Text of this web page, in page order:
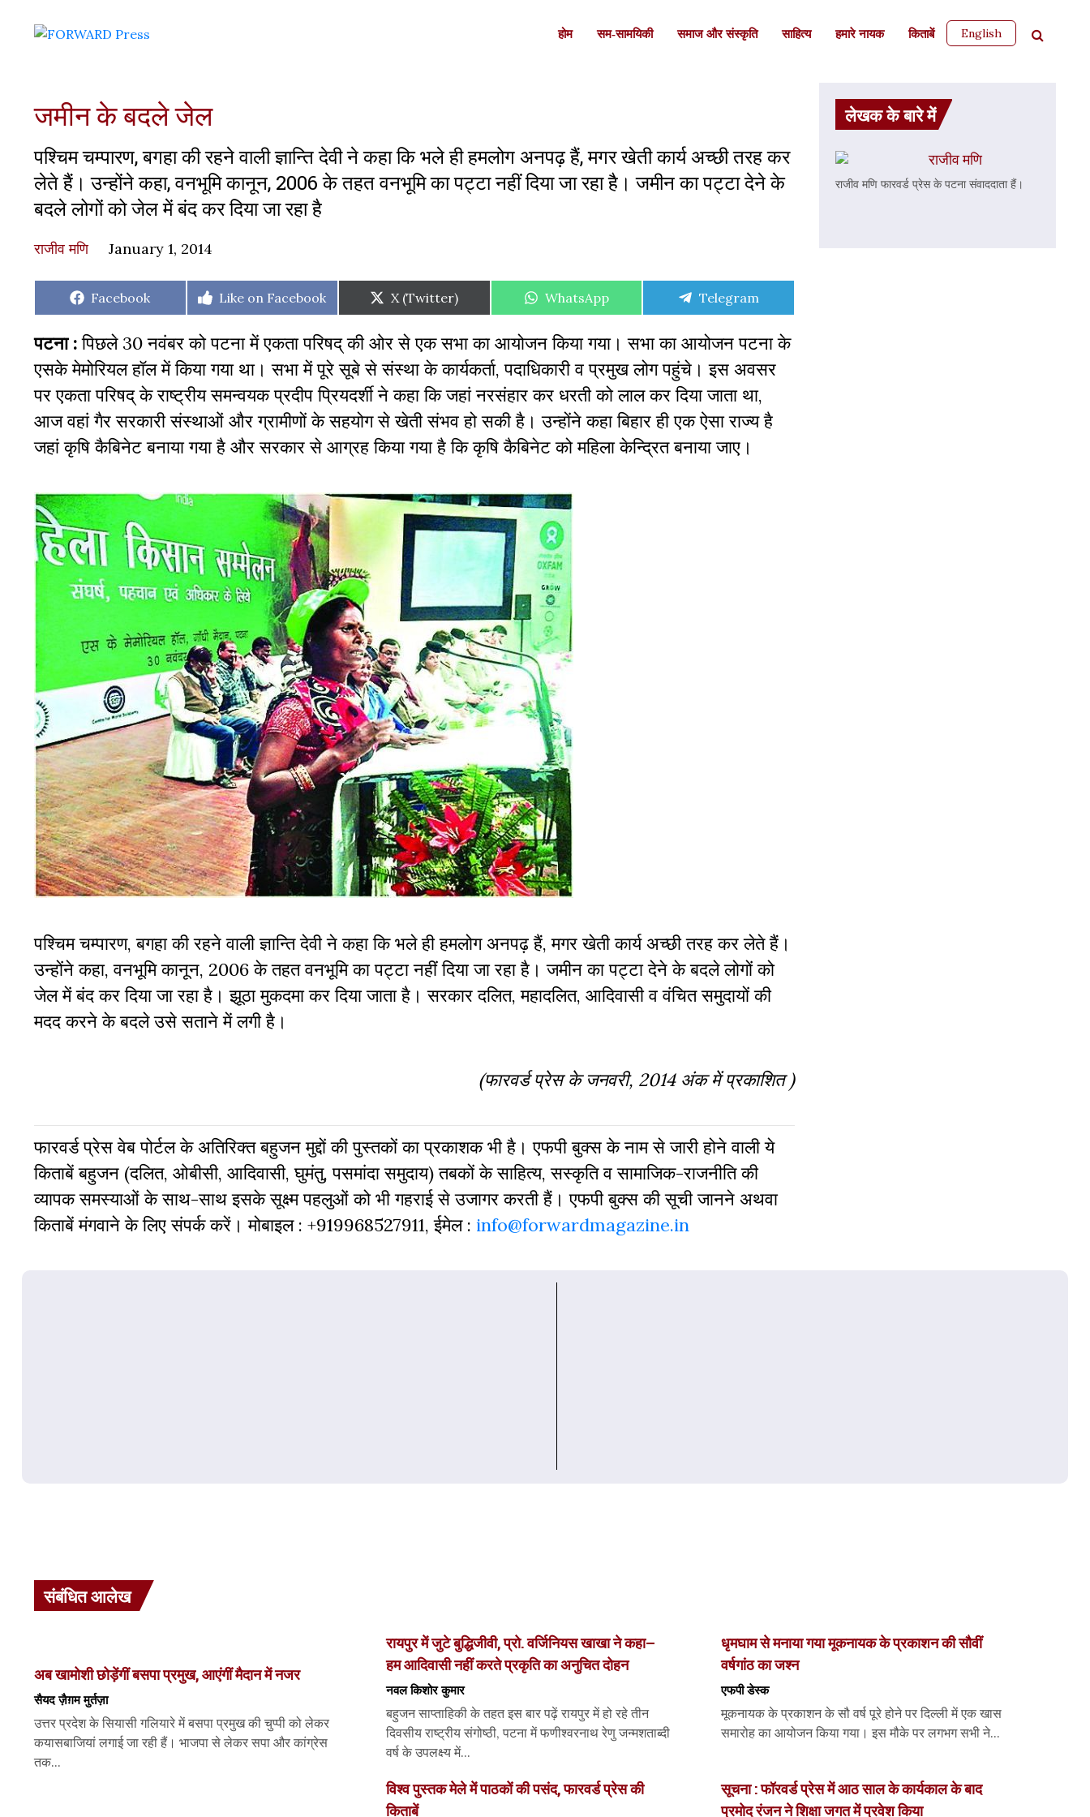
होम सम-सामयिकी समाज और संस्कृति साहित्‍य हमारे नायक किताबें English
जमीन के बदले जेल
पश्चिम चम्पारण, बगहा की रहने वाली ज्ञान्ति देवी ने कहा कि भले ही हमलोग अनपढ़ हैं, मगर खेती कार्य अच्छी तरह कर
लेते हैं। उन्होंने कहा, वनभूमि कानून, 2006 के तहत वनभूमि का पट्टा नहीं दिया जा रहा है। जमीन का पट्टा देने के
बदले लोगों को जेल में बंद कर दिया जा रहा है
राजीव मणि January 1, 2014
Share
Facebook
Share
Like on Facebook
Share
on
X (Twitter)
Share
WhatsApp
Share
Telegram
पटना :पिछले 30 नवंबर को पटना में एकता परिषद् की ओर से एक सभा का आयोजन किया गया। सभा का आयोजन पटना के
एसके मेमोरियल हॉल में किया गया था। सभा में पूरे सूबे से संस्था के कार्यकर्ता, पदाधिकारी व प्रमुख लोग पहुंचे। इस अवसर
पर एकता परिषद् के राष्ट्रीय समन्वयक प्रदीप प्रियदर्शी ने कहा कि जहां नरसंहार कर धरती को लाल कर दिया जाता था,
आज वहां गैर सरकारी संस्थाओं और ग्रामीणों के सहयोग से खेती संभव हो सकी है। उन्होंने कहा बिहार ही एक ऐसा राज्य है
जहां कृषि कैबिनेट बनाया गया है और सरकार से आग्रह किया गया है कि कृषि कैबिनेट को महिला केन्द्रित बनाया जाए।
पश्चिम चम्पारण, बगहा की रहने वाली ज्ञान्ति देवी ने कहा कि भले ही हमलोग अनपढ़ हैं, मगर खेती कार्य अच्छी तरह कर लेते हैं।
उन्होंने कहा, वनभूमि कानून, 2006 के तहत वनभूमि का पट्टा नहीं दिया जा रहा है। जमीन का पट्टा देने के बदले लोगों को
जेल में बंद कर दिया जा रहा है। झूठा मुकदमा कर दिया जाता है। सरकार दलित, महादलित, आदिवासी व वंचित समुदायों की
मदद करने के बदले उसे सताने में लगी है।
(फारवर्ड प्रेस के जनवरी, 2014 अंक में प्रकाशित )
फारवर्ड प्रेस वेब पोर्टल के अतिरिक्‍त बहुजन मुद्दों की पुस्‍तकों का प्रकाशक भी है। एफपी बुक्‍स के नाम से जारी होने वाली ये
किताबें बहुजन (दलित, ओबीसी, आदिवासी, घुमंतु, पसमांदा समुदाय) तबकों के साहित्‍य, सस्‍क‍ृति व सामाजिक-राजनीति की
व्‍यापक समस्‍याओं के साथ-साथ इसके सूक्ष्म पहलुओं को भी गहराई से उजागर करती हैं। एफपी बुक्‍स की सूची जानने अथवा
किताबें मंगवाने के लिए संपर्क करें। मोबाइल : +919968527911, ईमेल : info@forwardmagazine.in
लेखक के बारे में
राजीव मणि
राजीव मणि फारवर्ड प्रेस के पटना संवाददाता हैं।
संबंधित आलेख
अब खामोशी छोड़ेंगीं बसपा प्रमुख, आएंगीं मैदान में नजर
सैयद ज़ैग़म मुर्तज़ा
उत्तर प्रदेश के सियासी गलियारे में बसपा प्रमुख की चुप्पी को लेकर
कयासबाजियां लगाई जा रही हैं। भाजपा से लेकर सपा और कांग्रेस
तक...
रायपुर में जुटे बुद्धिजीवी, प्रो. वर्जिनियस खाखा ने कहा–
हम आदिवासी नहीं करते प्रकृति का अनुचित दोहन
नवल किशोर कुमार
बहुजन साप्ताहिकी के तहत इस बार पढ़ें रायपुर में हो रहे तीन
दिवसीय राष्ट्रीय संगोष्ठी, पटना में फणीश्वरनाथ रेणु जन्मशताब्दी
वर्ष के उपलक्ष्य में...
धृमघाम से मनाया गया मूकनायक के प्रकाशन की सौवीं
वर्षगांठ का जश्न
एफपी डेस्‍क
मूकनायक के प्रकाशन के सौ वर्ष पूरे होने पर दिल्ली में एक खास
समारोह का आयोजन किया गया। इस मौके पर लगभग सभी ने...
विश्व पुस्तक मेले में पाठकों की पसंद, फारवर्ड प्रेस की
किताबें
सूचना : फॉरवर्ड प्रेस में आठ साल के कार्यकाल के बाद
प्रमोद रंजन ने शिक्षा जगत में प्रवेश किया